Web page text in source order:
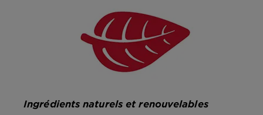
Ingrédients naturels et renouvelables